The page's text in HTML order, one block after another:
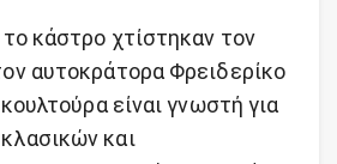
κάστρο χτίστηκαν τον
αυτοκράτορα Φρειδερίκο
είναι γνωστή για
και